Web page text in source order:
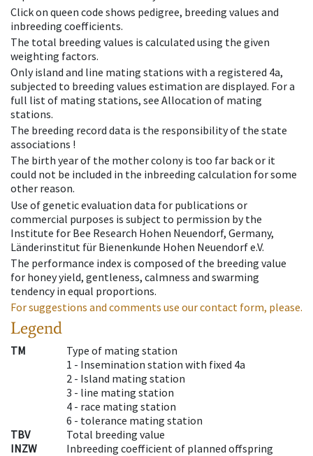
Click on queen code shows pedigree, breeding values and
inbreeding coefficients.
The total breeding values is calculated using the given
weighting factors.
Only island and line mating stations with a registered 4a,
subjected to breeding values estimation are displayed. For a
full list of mating stations, see Allocation of mating
stations.
The breeding record data is the responsibility of the state
associations !
The birth year of the mother colony is too far back or it
could not be included in the inbreeding calculation for some
other reason.
Use of genetic evaluation data for publications or
commercial purposes is subject to permission by the
Institute for Bee Research Hohen Neuendorf, Germany,
Länderinstitut für Bienenkunde Hohen Neuendorf e.V.
The performance index is composed of the breeding value
for honey yield, gentleness, calmness and swarming
tendency in equal proportions.
For suggestions and comments use our contact form, please.
Legend
TM
Type of mating station
1 - Insemination station with fixed 4a
2 - Island mating station
3 - line mating station
4 - race mating station
6 - tolerance mating station
TBV
Total breeding value
INZW
Inbreeding coefficient of planned offspring